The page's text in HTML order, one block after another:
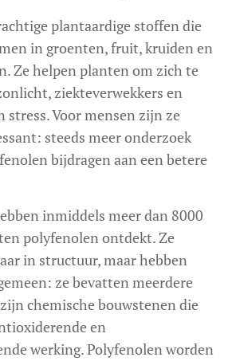
plantaardige stoffen die
in groenten, fruit, kruiden en
Ze helpen planten om zich te
ziekteverwekkers en
stress. Voor mensen zijn ze
steeds meer onderzoek
bijdragen aan een betere
inmiddels meer dan 8000
polyfenolen ontdekt. Ze
in structuur, maar hebben
ze bevatten meerdere
chemische bouwstenen die
en
werking. Polyfenolen worden